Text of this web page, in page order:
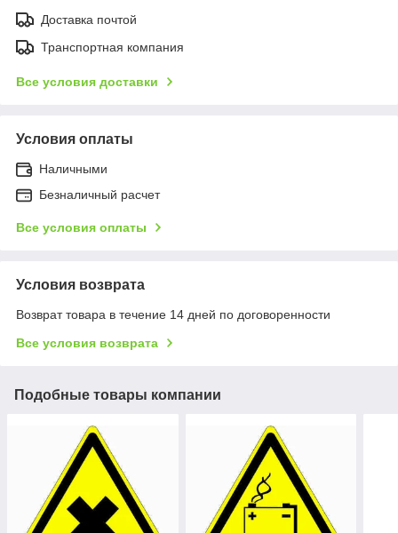
Доставка почтой
Транспортная компания
Все условия доставки
Условия оплаты
Наличными
Безналичный расчет
Все условия оплаты
Условия возврата
Возврат товара в течение 14 дней по договоренности
Все условия возврата
Подобные товары компании